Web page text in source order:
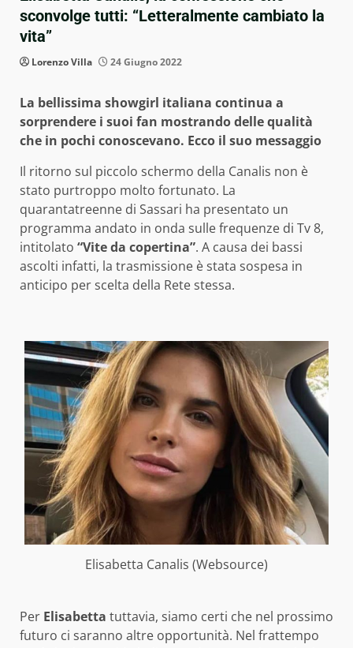
sconvolge tutti: “Letteralmente cambiato la
vita”
Lorenzo Villa 24 Giugno 2022
La bellissima showgirl italiana continua a
sorprendere i suoi fan mostrando delle qualità
che in pochi conoscevano. Ecco il suo messaggio
Il ritorno sul piccolo schermo della Canalis non è
stato purtroppo molto fortunato. La
quarantatreenne di Sassari ha presentato un
programma andato in onda sulle frequenze di Tv 8,
intitolato “Vite da copertina”. A causa dei bassi
ascolti infatti, la trasmissione è stata sospesa in
anticipo per scelta della Rete stessa.
Elisabetta Canalis (Websource)
Per Elisabetta tuttavia, siamo certi che nel prossimo
futuro ci saranno altre opportunità. Nel frattempo